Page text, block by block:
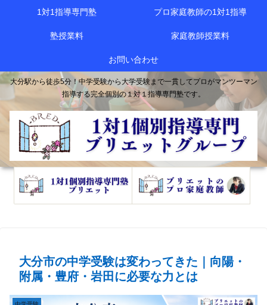
大分駅から徒歩5分！中学受験から大学受験まで一貫してプロがマンツーマン
指導する完全個別の１対１指導専門塾です。
1対1指導専門塾 プロ家庭教師の1対1指導
塾授業料 家庭教師授業料
お問い合わせ
大分市の中学受験は変わってきた｜向陽・
附属・豊府・岩田に必要な力とは